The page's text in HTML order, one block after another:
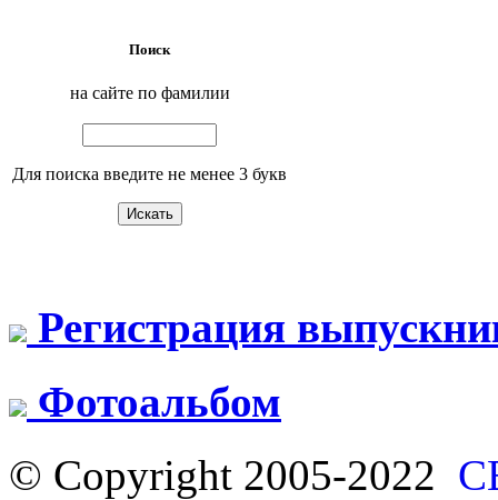
Поиск
на сайте по фамилии
Для поиска введите не менее 3 букв
Регистрация
Фотоальбом
© Copyright 2005-2022